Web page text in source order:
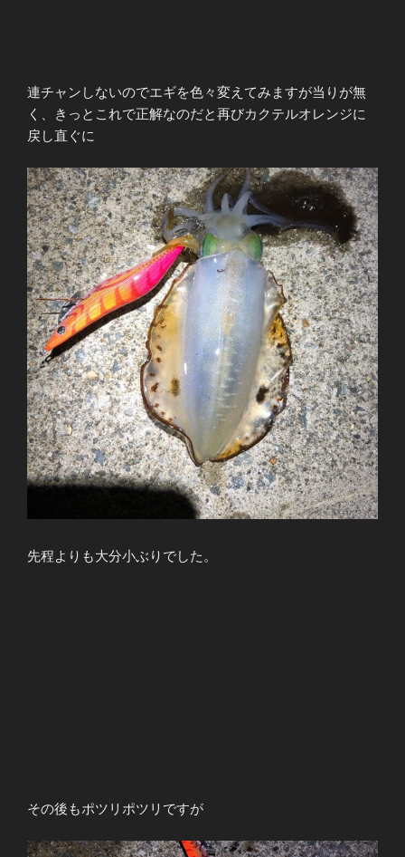
連チャンしないのでエギを色々変えてみますが当りが無
く、きっとこれで正解なのだと再びカクテルオレンジに
戻し直ぐに
先程よりも大分小ぶりでした。
その後もポツリポツリですが